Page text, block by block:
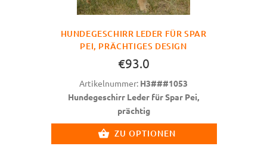
HUNDEGESCHIRR LEDER FÜR SPAR
PEI, PRÄCHTIGES DESIGN
€93.0
Artikelnummer: H3###1053
Hundegeschirr Leder für Spar Pei,
prächtig
ZU OPTIONEN